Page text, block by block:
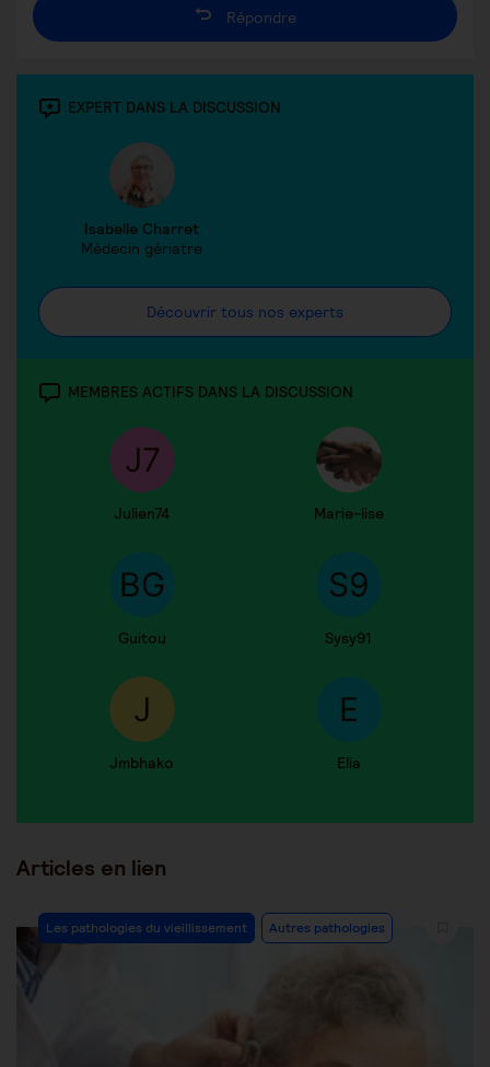
Répondre
EXPERT DANS LA DISCUSSION
Isabelle Charret
Médecin gériatre
Découvrir tous nos experts
MEMBRES ACTIFS DANS LA DISCUSSION
Julien74 Marie-lise
Guitou Sysy91
Jmbhako Elia
Articles en lien
Les pathologies du vieillissement Autres pathologies